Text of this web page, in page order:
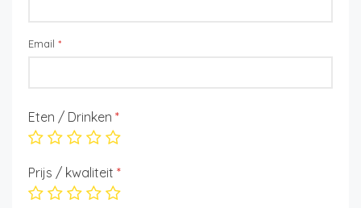
Email *
Eten / Drinken *
Prijs / kwaliteit *